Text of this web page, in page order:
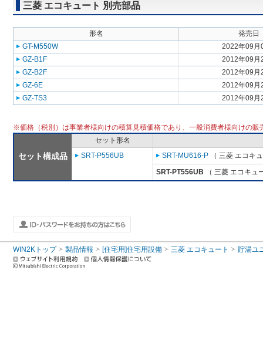
三菱 エコキュート 別売部品
形名
発売日
GT-M550W
2022年09月
GZ-B1F
2012年09月
GZ-B2F
2012年09月
GZ-6E
2012年09月
GZ-TS3
2012年09月
※価格（税別）は事業者様向けの積算見積価格であり、一般消費者様向けの販
セット構成品
セット形名
SRT-P556UB
SRT-MU616-P （ 三菱 エコキ
SRT-PT556UB （ 三菱 エコキュ
WIN2Kトップ 製品情報 [住宅用]住宅用設備 三菱 エコキュート 貯湯ユ